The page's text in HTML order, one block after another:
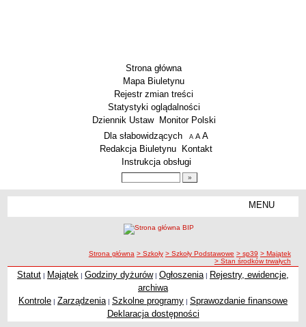
Strona główna
Mapa Biuletynu
Rejestr zmian treści
Statystyki oglądalności
Dziennik Ustaw
Monitor Polski
Menu dodatkowe
Dla słabowidzących A pomniejsz czcionkę
A standardowy rozmiar czcionki
A
Redakcja Biuletynu
Kontakt
Instrukcja obsługi
MENU
Zespoły Szkół
Techniczne Zakłady Naukowe
PRZEDSZKOLA
Przedszkola Miejskie
ścieżka nawigacji
Strona główna > Szkoły > Szkoły Podstawowe > sp39 > Majątek
> Stan środków trwałych
Statut | Majątek | Godziny dyżurów| Ogłoszenia | Rejestry, ewidencje,
archiwa
Kontrole | Zarządzenia | Szkolne programy | Sprawozdanie finansowe
Deklaracja dostępności